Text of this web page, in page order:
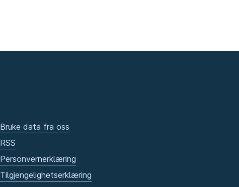
Bruke data fra oss
RSS
Personvernerklæring
Tilgjengelighetserklæring